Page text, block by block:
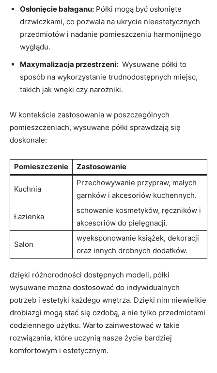
Osłonięcie bałaganu: Półki mogą być osłonięte
drzwiczkami, co pozwala na ukrycie nieestetycznych
przedmiotów i​ nadanie pomieszczeniu‌ harmonijnego
wyglądu.
Maxymalizacja przestrzeni: ⁤ Wysuwane półki​ to
sposób na wykorzystanie trudnodostępnych miejsc,‌
takich jak wnęki⁤ czy narożniki.
W‍ kontekście zastosowania ​w poszczególnych
pomieszczeniach, wysuwane półki⁢ sprawdzają się
doskonale:
Pomieszczenie Zastosowanie
Kuchnia
Przechowywanie przypraw,‍ małych
⁤garnków i akcesoriów kuchennych.
Łazienka
schowanie kosmetyków, ​ręczników⁤ i
akcesoriów do‍ pielęgnacji.
Salon
wyeksponowanie książek, dekoracji
oraz⁤ innych drobnych dodatków.
dzięki ⁢różnorodności ⁣dostępnych‍ modeli,⁣ półki
wysuwane⁤ można dostosować⁣ do indywidualnych
potrzeb ​i estetyki każdego wnętrza. Dzięki nim niewielkie
drobiazgi mogą stać⁤ się ozdobą, a nie tylko przedmiotami
codziennego użytku.‌ Warto zainwestować w ‌takie
rozwiązania, które uczynią nasze życie bardziej
‍komfortowym i estetycznym.